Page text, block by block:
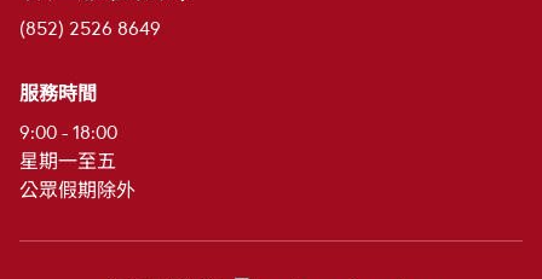
(852) 2526 8649
服務時間
9:00 - 18:00
星期一至五
公眾假期除外